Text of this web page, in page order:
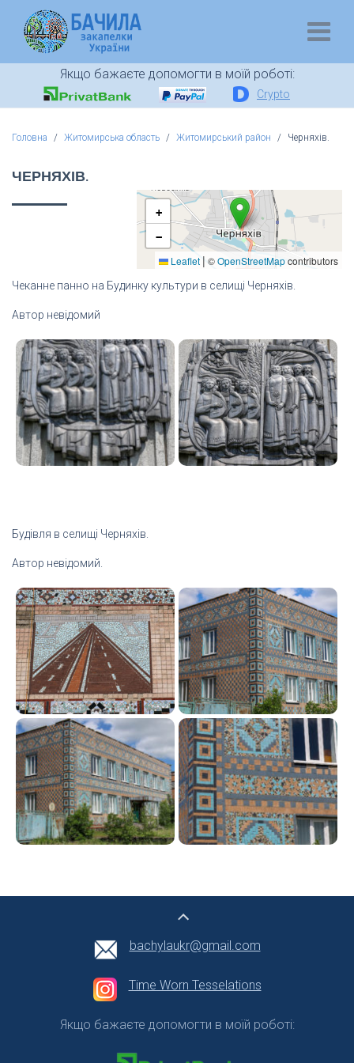
Якщо бажаєте допомогти в моїй роботі:
Crypto
Головна Житомирська область Житомирський район Черняхів.
ЧЕРНЯХІВ.
+
−
Leaflet | ©OpenStreetMapcontributors
Чеканне панно на Будинку культури в селищі Черняхів.
Автор невідомий
Будівля в селищі Черняхів.
Автор невідомий.
bachylaukr@gmail.com
Time Worn Tesselations
Якщо бажаєте допомогти в моїй роботі: